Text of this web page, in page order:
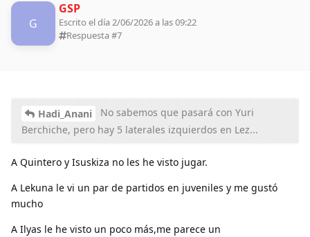
G
GSP
Escrito el día 2/06/2026 a las 09:22
Respuesta #7
Hadi_Anani
No sabemos que pasará con Yuri
Berchiche, pero hay 5 laterales izquierdos en Lez...
A Quintero y Isuskiza no les he visto jugar.
A Lekuna le vi un par de partidos en juveniles y me gustó
mucho
A Ilyas le he visto un poco más,me parece un